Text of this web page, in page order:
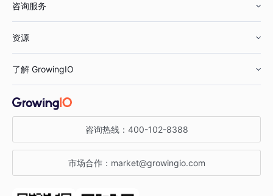
鞋服行业
汽车行业
金融行业
智能运营
获客分析
咨询服务
资源
增长公开课
增长博客
了解 GrowingIO
关于 GrowingIO
增长大会
咨询热线： 400-102-8388
市场合作： market@growingio.com